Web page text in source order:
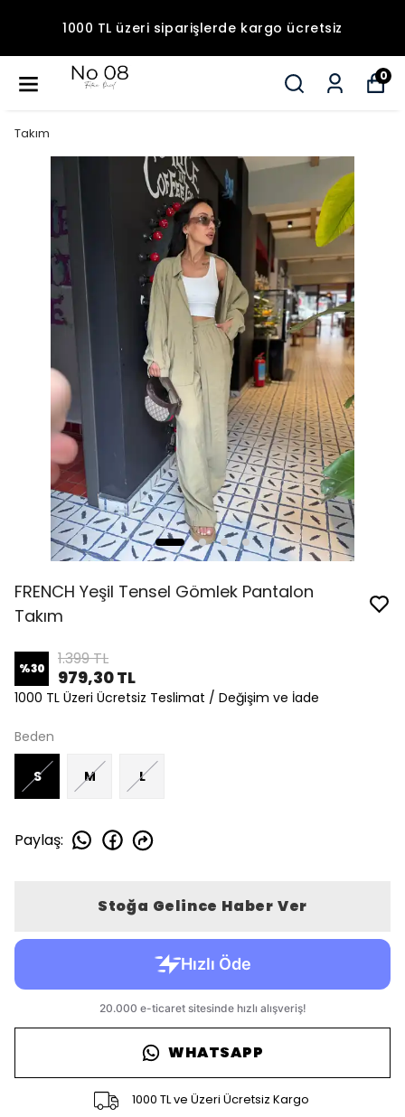
1000 TL üzeri siparişlerde kargo ücretsiz
0
Takım
FRENCH Yeşil Tensel Gömlek Pantalon
Takım
%30 1.399 TL
979,30 TL
1000 TL Üzeri Ücretsiz Teslimat / Değişim ve İade
Beden
S M L
Paylaş:
Stoğa Gelince Haber Ver
WHATSAPP
1000 TL ve Üzeri Ücretsiz Kargo